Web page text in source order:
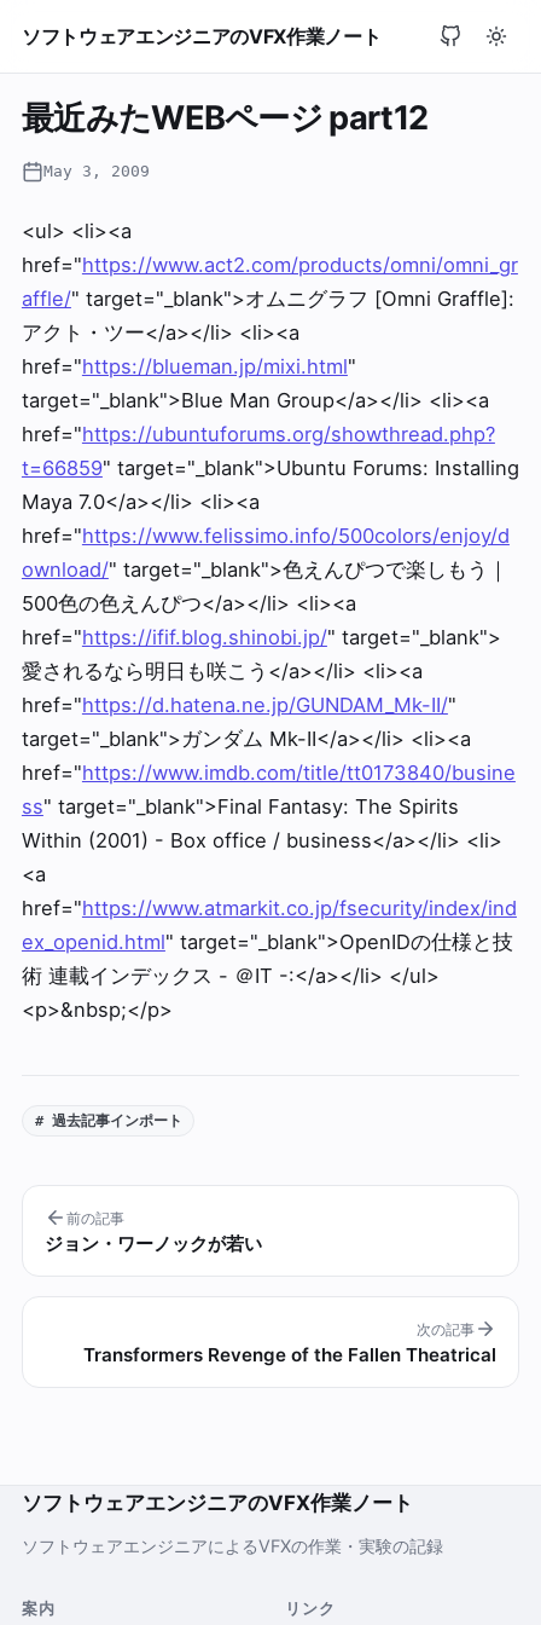
ソフトウェアエンジニアのVFX作業ノート
最近みたWEBページ part12
May 3, 2009
<ul> <li><a
href="https://www.act2.com/products/omni/omni_gr
affle/" target="_blank">オムニグラフ [Omni Graffle]:
アクト・ツー</a></li> <li><a
href="https://blueman.jp/mixi.html"
target="_blank">Blue Man Group</a></li> <li><a
href="https://ubuntuforums.org/showthread.php?
t=66859" target="_blank">Ubuntu Forums: Installing
Maya 7.0</a></li> <li><a
href="https://www.felissimo.info/500colors/enjoy/d
ownload/" target="_blank">色えんぴつで楽しもう｜
500色の色えんぴつ</a></li> <li><a
href="https://ifif.blog.shinobi.jp/" target="_blank">
愛されるなら明日も咲こう</a></li> <li><a
href="https://d.hatena.ne.jp/GUNDAM_Mk-II/"
target="_blank">ガンダム Mk-II</a></li> <li><a
href="https://www.imdb.com/title/tt0173840/busine
ss" target="_blank">Final Fantasy: The Spirits
Within (2001) - Box office / business</a></li> <li>
<a
href="https://www.atmarkit.co.jp/fsecurity/index/ind
ex_openid.html" target="_blank">OpenIDの仕様と技
術 連載インデックス - ＠IT -:</a></li> </ul>
<p>&nbsp;</p>
# 過去記事インポート
前の記事
ジョン・ワーノックが若い
次の記事
Transformers Revenge of the Fallen Theatrical
ソフトウェアエンジニアのVFX作業ノート
ソフトウェアエンジニアによるVFXの作業・実験の記録
案内 リンク